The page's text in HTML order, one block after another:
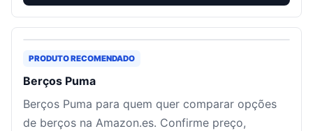
PRODUTO RECOMENDADO
Berços Puma
Berços Puma para quem quer comparar opções
de berços na Amazon.es. Confirme preço,